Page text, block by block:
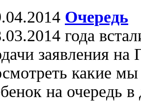
Очередь
года
заявления
какие
на очередь